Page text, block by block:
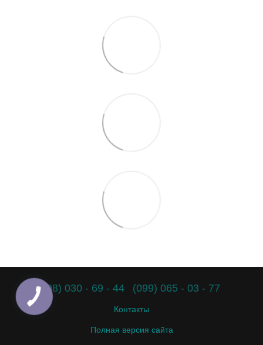
(098) 030 - 69 - 44 (099) 065 - 03 - 77
Контакты
Полная версия сайта